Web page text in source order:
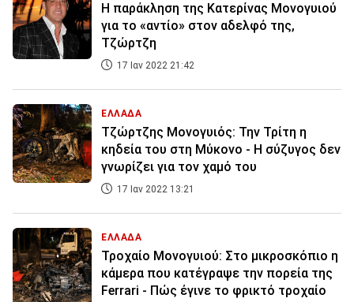
Η παράκληση της Κατερίνας Μονογυιού
για το «αντίο» στον αδελφό της,
Τζώρτζη
17 Ιαν 2022 21:42
ΕΛΛΑΔΑ
Τζώρτζης Μονογυιός: Την Τρίτη η
κηδεία του στη Μύκονο - Η σύζυγος δεν
γνωρίζει για τον χαμό του
17 Ιαν 2022 13:21
ΕΛΛΑΔΑ
Τροχαίο Μονογυιού: Στο μικροσκόπιο η
κάμερα που κατέγραψε την πορεία της
Ferrari - Πώς έγινε το φρικτό τροχαίο